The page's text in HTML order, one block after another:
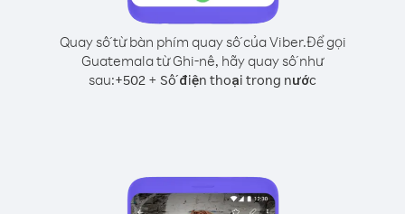
Quay số từ bàn phím quay số của Viber.Để gọi
Guatemala từ Ghi-nê, hãy quay số như
sau:+502 + Số điện thoại trong nước